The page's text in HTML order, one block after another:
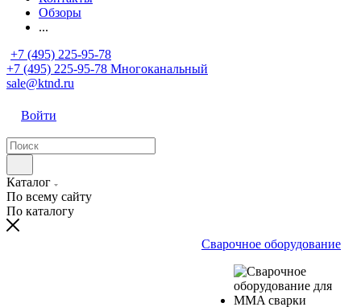
Обзоры
...
+7 (495) 225-95-78
+7 (495) 225-95-78 Многоканальный
sale@ktnd.ru
Войти
Каталог
По всему сайту
По каталогу
Сварочное оборудование